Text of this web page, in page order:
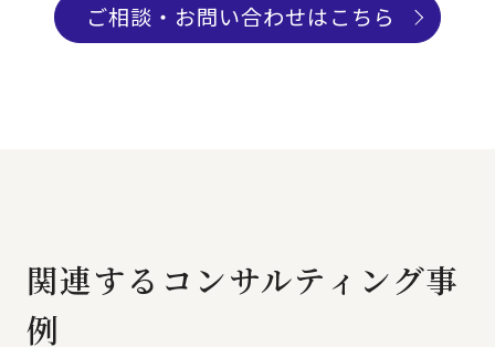
ご相談・お問い合わせはこちら
関連するコンサルティング事
例